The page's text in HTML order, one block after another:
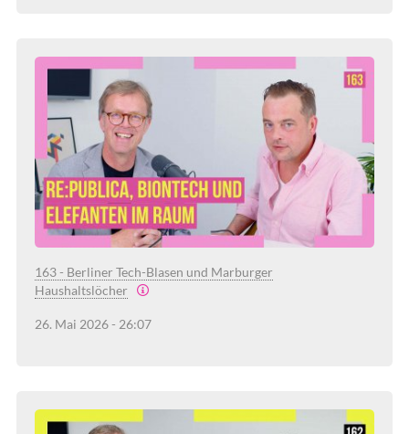
163 - Berliner Tech-Blasen und Marburger
Haushaltslöcher
26. Mai 2026 - 26:07